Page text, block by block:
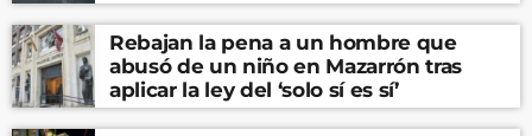
Rebajan la pena a un hombre que
abusó de un niño en Mazarrón tras
aplicar la ley del ‘solo sí es sí’